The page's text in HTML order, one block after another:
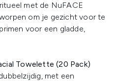
met de NuFACE
om je gezicht voor te
voor een gladde,
Towelette (20 Pack)
met een